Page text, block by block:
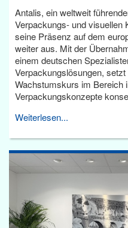
Antalis, ein weltweit
Verpackungs- und visuellen
seine Präsenz auf dem
weiter aus. Mit der
einem deutschen
Verpackungslösungen,
Wachstumskurs im Bereich
Verpackungskonzepte
Weiterlesen...